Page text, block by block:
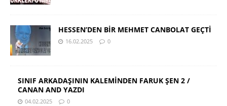
HESSEN’DEN BİR MEHMET CANBOLAT GEÇTİ
16.02.2025 0
SINIF ARKADAŞININ KALEMİNDEN FARUK ŞEN 2 /
CANAN AND YAZDI
04.02.2025 0